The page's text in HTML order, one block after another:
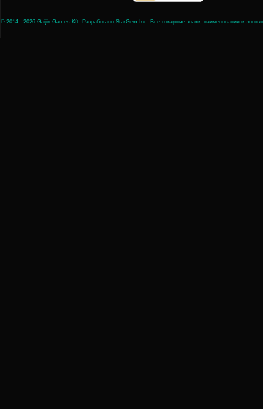
© 2014—2026 Gaijin Games Kft. Разработано StarGem Inc. Все товарные знаки, наименования и